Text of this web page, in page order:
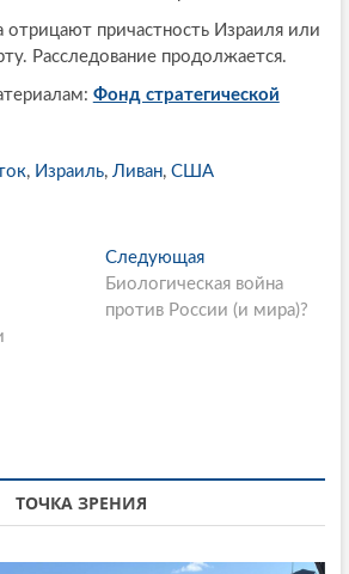
отрицают причастность Израиля или
Расследование продолжается.
Фонд стратегической
, Израиль, Ливан, США
Следующая
л
е
т
Биологическая война
против России (и мира)?
ТОЧКА ЗРЕНИЯ